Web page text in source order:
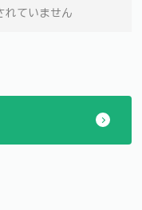
れていません